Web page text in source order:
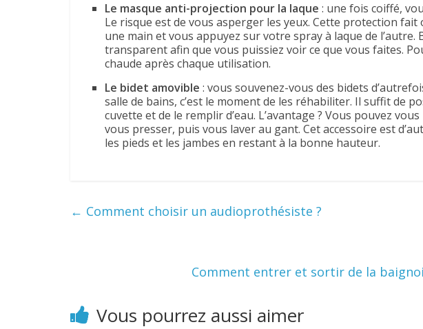
Le masque anti-projection pour la laque : une fois coiffé,
Le risque est de vous asperger les yeux. Cette protection
une main et vous appuyez sur votre spray à laque de l’autre.
transparent afin que vous puissiez voir ce que vous faites.
chaude après chaque utilisation.
Le bidet amovible : vous souvenez-vous des bidets
salle de bains, c’est le moment de les réhabiliter. Il suffit de
cuvette et de le remplir d’eau. L’avantage ? Vous pouvez
vous presser, puis vous laver au gant. Cet accessoire est
les pieds et les jambes en restant à la bonne hauteur.
← Comment choisir un audioprothésiste ?
Comment entrer et sortir de la
Vous pourrez aussi aimer